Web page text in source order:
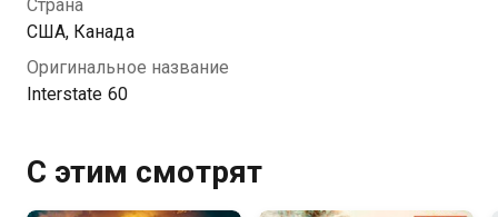
Страна
США, Канада
Оригинальное название
Interstate 60
С этим смотрят